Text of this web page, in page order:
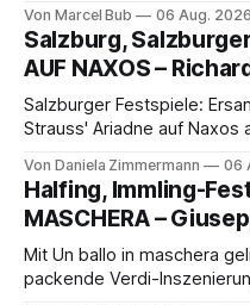
eine bildgewaltige
die komplexe Partitur
Franziskus.
Von Marcel Bub 06 Aug. 2026
Salzburg,
AUF NAXOS –
Salzburger Festspiele:
Strauss' Ariadne auf Naxos
Aufführung mit starken
Philharmonikern, szenisch
hinter den Erwartungen
Von Daniela Zimmermann 06
Halfing, Immling-
MASCHERA –
Mit Un ballo in maschera
packende Verdi-